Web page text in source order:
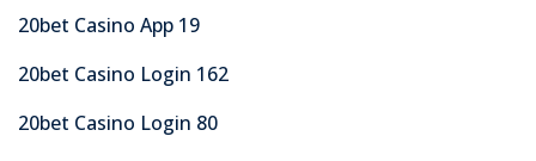
20bet Casino App 19
20bet Casino Login 162
20bet Casino Login 80